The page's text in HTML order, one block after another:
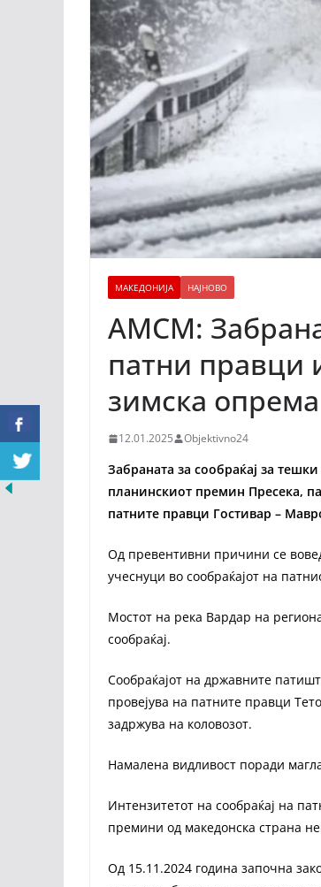
МАКЕДОНИЈА НАЈНОВО
АМСМ: Забрана
патни правци
зимска опрема
12.01.2025 Objektivno24
Забраната за сообраќај за
планинскиот премин Пресека,
патните правци Гостивар –
Oд превентивни причини се
учеснуци во сообраќајот на
Мостот на река Вардар на
сообраќај.
Сообраќајот на државните
провејува на патните правци
задржува на коловозот.
Намалена видливост поради
Интензитетот на сообраќај на
премини од македонска страна
Од 15.11.2024 година започна